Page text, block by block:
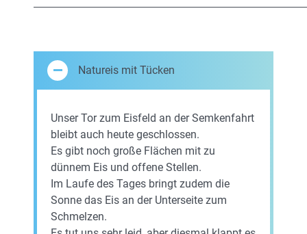
Natureis mit Tücken
Unser Tor zum Eisfeld an der Semkenfahrt
bleibt auch heute geschlossen.
Es gibt noch große Flächen mit zu
dünnem Eis und offene Stellen.
Im Laufe des Tages bringt zudem die
Sonne das Eis an der Unterseite zum
Schmelzen.